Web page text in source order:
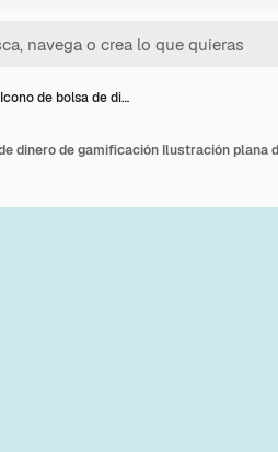
Icono de bolsa de di…